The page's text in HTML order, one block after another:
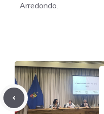
Arredondo.